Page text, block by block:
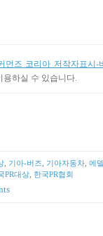
먼즈 코리아 저작자표시-
용하실 수 있습니다.
, 기아-버즈 기아자동차, 에
PR대상, 한국PR협회